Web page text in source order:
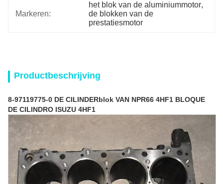
Markeren:
het blok van de aluminiummotor,
de blokken van de
prestatiesmotor
Productbeschrijving
8-97119775-0 DE CILINDERblok VAN NPR66 4HF1 BLOQUE
DE CILINDRO ISUZU 4HF1